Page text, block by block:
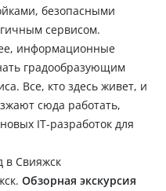
безопасными
сервисом.
информационные
градообразующим
Все, кто здесь живет, и
сюда работать,
IT-разработок для
в Свияжск
Обзорная экскурсия